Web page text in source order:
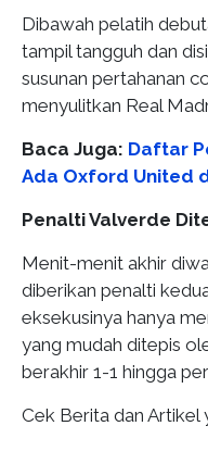
Dibawah pelatih
tampil tangguh dan
susunan pertahanan
menyulitkan Real
Baca Juga: Daftar
Ada Oxford United
Penalti Valverde
Menit-menit akhir
diberikan penalti
eksekusinya hanya
yang mudah ditepis
berakhir 1-1 hingga
Cek Berita dan Artikel